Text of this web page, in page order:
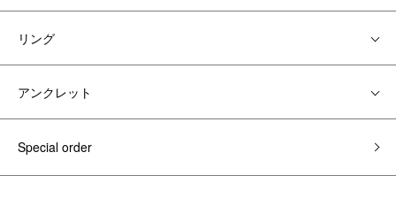
リング
アンクレット
Special order